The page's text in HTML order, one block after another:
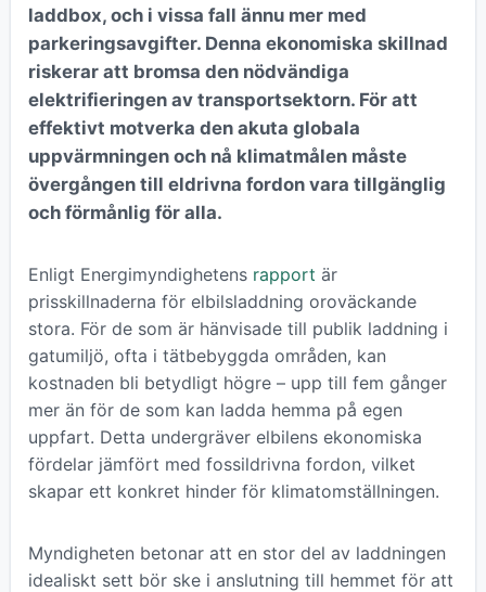
laddbox, och i vissa fall ännu mer med
parkeringsavgifter. Denna ekonomiska skillnad
riskerar att bromsa den nödvändiga
elektrifieringen av transportsektorn. För att
effektivt motverka den akuta globala
uppvärmningen och nå klimatmålen måste
övergången till eldrivna fordon vara tillgänglig
och förmånlig för alla.
Enligt Energimyndighetens rapport är
prisskillnaderna för elbilsladdning oroväckande
stora. För de som är hänvisade till publik laddning i
gatumiljö, ofta i tätbebyggda områden, kan
kostnaden bli betydligt högre – upp till fem gånger
mer än för de som kan ladda hemma på egen
uppfart. Detta undergräver elbilens ekonomiska
fördelar jämfört med fossildrivna fordon, vilket
skapar ett konkret hinder för klimatomställningen.
Myndigheten betonar att en stor del av laddningen
idealiskt sett bör ske i anslutning till hemmet för att